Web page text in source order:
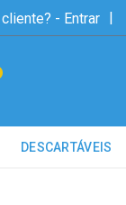
- Entrar |
DESCARTÁVEIS